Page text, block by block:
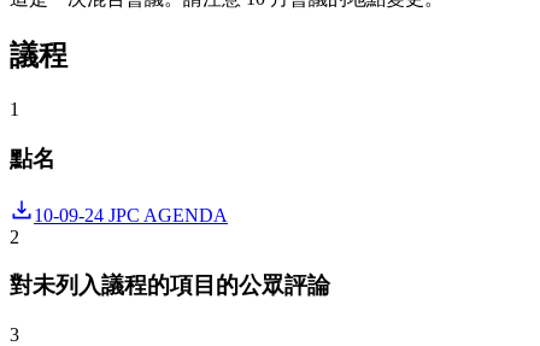
議程
1
點名
10-09-24 JPC AGENDA
2
對未列入議程的項目的公眾評論
3